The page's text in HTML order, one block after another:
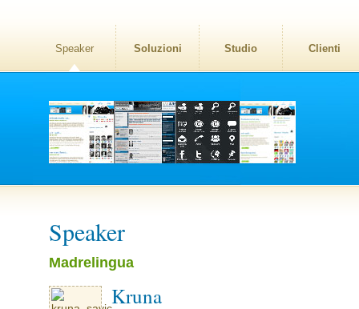
Speaker Soluzioni Studio Clienti
Speaker
Madrelingua
Kruna